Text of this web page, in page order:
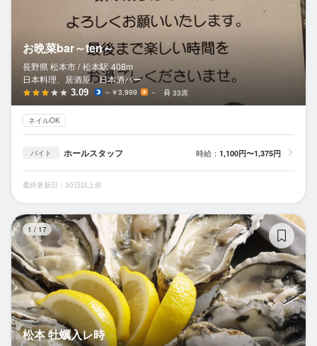
お晩菜bar～ten～
長野県 松本市 / 松本駅 408m
日本料理、居酒屋、日本酒バー
3.09 ～￥3,999 － 33席
ネイルOK
バイト ホールスタッフ 時給： 1,100円〜1,375円
最終更新日：30日以上前
1 / 17
松本 牡蠣入レ時